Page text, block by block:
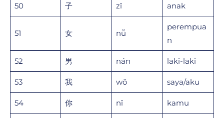
50 子 zǐ anak
51 女 nǚ
perempua
n
52 男 nán laki-laki
53 我 wǒ saya/aku
54 你 nǐ kamu